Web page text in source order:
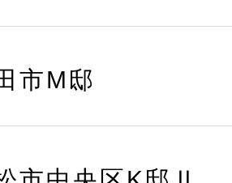
市M邸